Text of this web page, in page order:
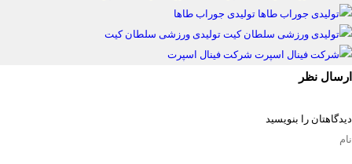
تولیدی جوراب طاها
تولیدی ورزشی سلطان کیت
شرکت فینال اسپرت
ارسال نظر
دیدگاهتان را بنویسید